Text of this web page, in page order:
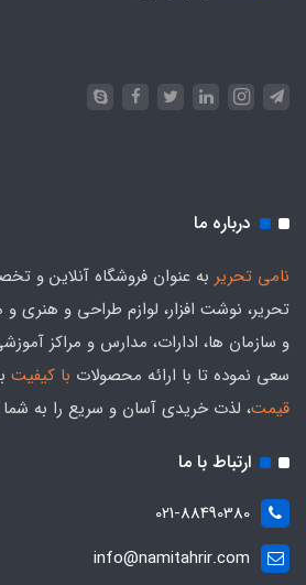
درباره ما
نامی تحریر به عنوان فروشگاه آنلاین و
تحریر، نوشت افزار، لوازم طراحی و هنری
و سازمان ها، ادارات، مدارس و مراکز
سعی نموده تا با ارائه محصولات با کیفیت
قیمت، لذت خریدی آسان و سریع را به
ارتباط با ما
021-88490380
info@namitahrir.com